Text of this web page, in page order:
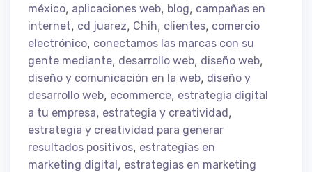
méxico, aplicaciones web, blog, campañas en
internet, cd juarez, Chih, clientes, comercio
electrónico, conectamos las marcas con su
gente mediante, desarrollo web, diseño web,
diseño y comunicación en la web, diseño y
desarrollo web, ecommerce, estrategia digital
a tu empresa, estrategia y creatividad,
estrategia y creatividad para generar
resultados positivos, estrategias en
marketing digital, estrategias en marketing